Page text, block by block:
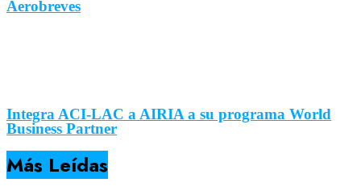
Aerobreves
Integra ACI-LAC a AIRIA a su programa World
Business Partner
Más Leídas